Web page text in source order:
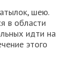
шею.
в области
идти на
этого